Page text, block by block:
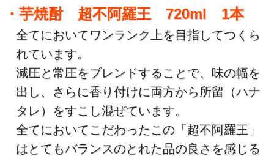
・芋焼酎 超不阿羅王 720ml 1本
全てにおいてワンランク上を目指してつくら
れています。
減圧と常圧をブレンドすることで、味の幅を
出し、さらに香り付けに両方から所留（ハナ
タレ）をすこし混ぜています。
全てにおいてこだわったこの「超不阿羅王」
はとてもバランスのとれた品の良さを感じる